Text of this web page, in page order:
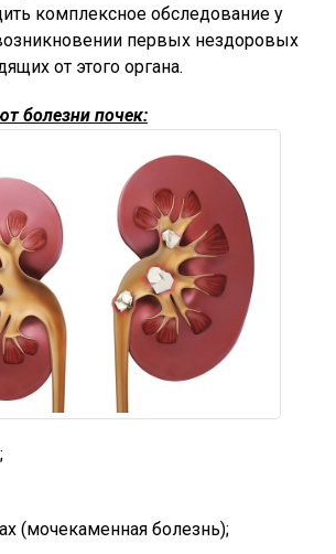
комплексное обследование у
первых нездоровых
от этого органа.
болезни почек:
(мочекаменная болезнь);